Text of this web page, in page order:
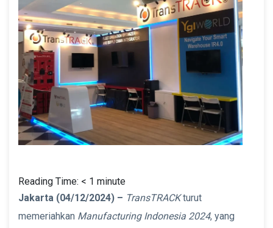
Reading Time: < 1 minute
Jakarta (04/12/2024) – TransTRACKturut
memeriahkan Manufacturing Indonesia 2024, yang